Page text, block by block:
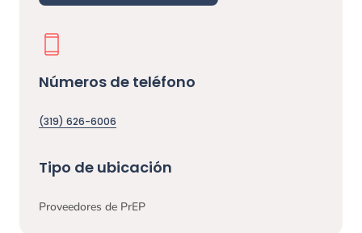
Números de teléfono
(319) 626-6006
Tipo de ubicación
Proveedores de PrEP